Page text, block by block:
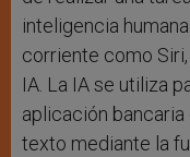
inteligencia
corriente como
IA. La IA se utiliza
aplicación bancaria
texto mediante la